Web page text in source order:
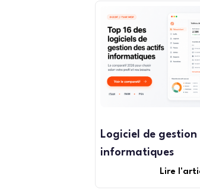
Logiciel de
informatiques
Lire